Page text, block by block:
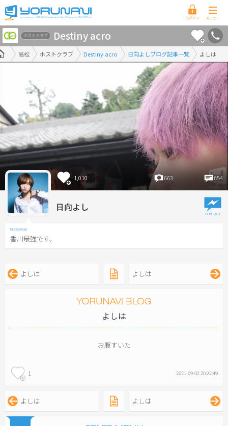
香
川
県
版
高松 ホストクラブ Destiny acro 日向よしブログ記事一覧 よしは
ホストクラブ Destiny acro
1,010 663 654
日向よし
香川最強です。
よしは よしは
よしは
お腹すいた
1 2021-09-02 20:22:49
よしは よしは